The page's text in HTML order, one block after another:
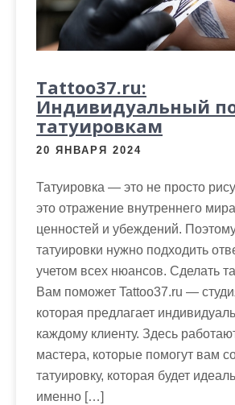
Tattoo37.ru:
Индивидуальный
татуировкам
20 ЯНВАРЯ 2024
Татуировка — это не просто
это отражение внутреннего
ценностей и убеждений.
татуировки нужно подходить
учетом всех нюансов. Сделать
Вам поможет Tattoo37.ru —
которая предлагает
каждому клиенту. Здесь
мастера, которые помогут вам
татуировку, которая будет
именно […]